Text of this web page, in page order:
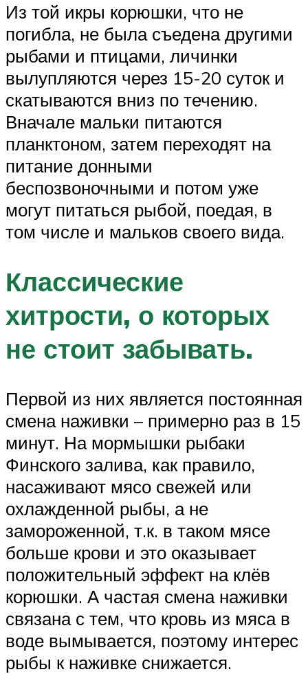
Из той икры корюшки, что не
погибла, не была съедена другими
рыбами и птицами, личинки
вылупляются через 15-20 суток и
скатываются вниз по течению.
Вначале мальки питаются
планктоном, затем переходят на
питание донными
беспозвоночными и потом уже
могут питаться рыбой, поедая, в
том числе и мальков своего вида.
Классические
хитрости, о которых
не стоит забывать.
Первой из них является постоянная
смена наживки – примерно раз в 15
минут. На мормышки рыбаки
Финского залива, как правило,
насаживают мясо свежей или
охлажденной рыбы, а не
замороженной, т.к. в таком мясе
больше крови и это оказывает
положительный эффект на клёв
корюшки. А частая смена наживки
связана с тем, что кровь из мяса в
воде вымывается, поэтому интерес
рыбы к наживке снижается.